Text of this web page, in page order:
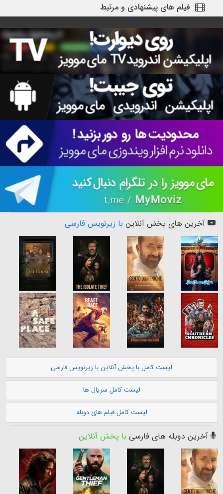
فیلم های پیشنهادی و مرتبط
آخرین های پخش آنلاین با زیرنویس فارسی
لیست کامل با پخش آنلاین با زیرنویس فارسی
لیست کامل سریال ها
لیست کامل فیلم های دوبله
آخرین دوبله های فارسی با پخش آنلاین